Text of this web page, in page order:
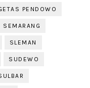
PENDOWO
SEMARANG
SLEMAN
SUDEWO